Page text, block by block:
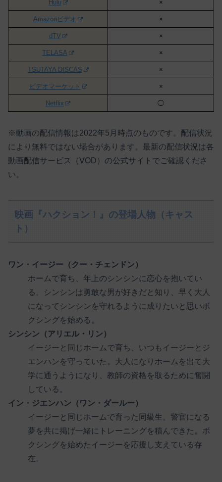
Hulu ×
Amazonビデオ ×
dTV ×
TELASA ×
TSUTAYA DISCAS ×
ビデオマーケット ×
Netflix ◯
※動画の配信情報は2022年5月時点のものです。配信状況
により無料ではない場合があります。最新の配信状況は各
動画配信サービス（VOD）の公式サイトでご確認くださ
い。
映画『ハクション！』の登場人物（キャス
ト）
ワン・イージー（クー・チェンドン）
ホームで育ち、年上のシンシンに恋心を抱いてい
る。シンシンは勇敢な男が好きだと知り、早く大人
になってシンシンを守れるように成りたいと思いボ
クシングを始める。
シンシン（アリエル・リン）
イージーと同じホームで育ち、いつもイージーとジ
エンハンを守っていた。大人になりホームを出て大
学に通うようになり、教師の資格を取るために奮闘
している。
イン・ジエンハン（ワン・ダールー）
イージーと同じホームで育った同級生。警官になる
夢を共に掲げ一緒にトレーニングを積んできた。ボ
クシングを始めたイージーを応援し支えている存
在。